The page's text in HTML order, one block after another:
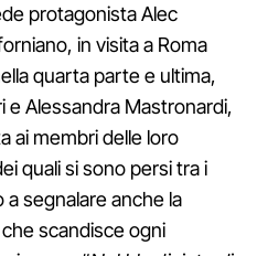
protagonista Alec
in visita a Roma
quarta parte e ultima,
e Alessandra Mastronardi,
ai membri delle loro
quali si sono persi tra i
a segnalare anche la
scandisce ogni